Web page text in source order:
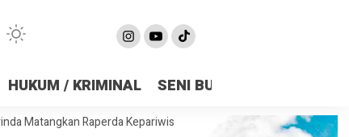
HUKUM / KRIMINAL SENI BUDAYA
Raperda Kepariwisataan, Bidik Pariwisata Jadi Penggerak